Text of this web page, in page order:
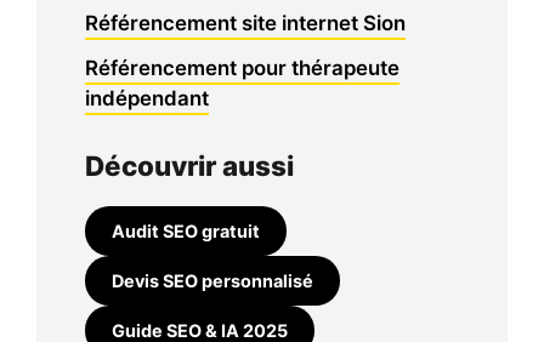
Référencement site internet Sion
Référencement pour thérapeute
indépendant
Découvrir aussi
Audit SEO gratuit
Devis SEO personnalisé
Guide SEO & IA 2025